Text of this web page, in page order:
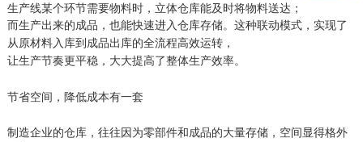
生产线某个环节需要物料时，立体仓库能及时将物料送达；
而生产出来的成品，也能快速进入仓库存储。这种联动模式，实现了
从原材料入库到成品出库的全流程高效运转，
让生产节奏更平稳，大大提高了整体生产效率。
节省空间，降低成本有一套
制造企业的仓库，往往因为零部件和成品的大量存储，空间显得格外